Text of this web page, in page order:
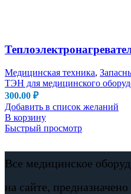
Медицинская техника,
ТЭН для медицинского
300.00 ₽
Добавить в список желаний
В корзину
Быстрый просмотр
Все медицинское
на сайте,